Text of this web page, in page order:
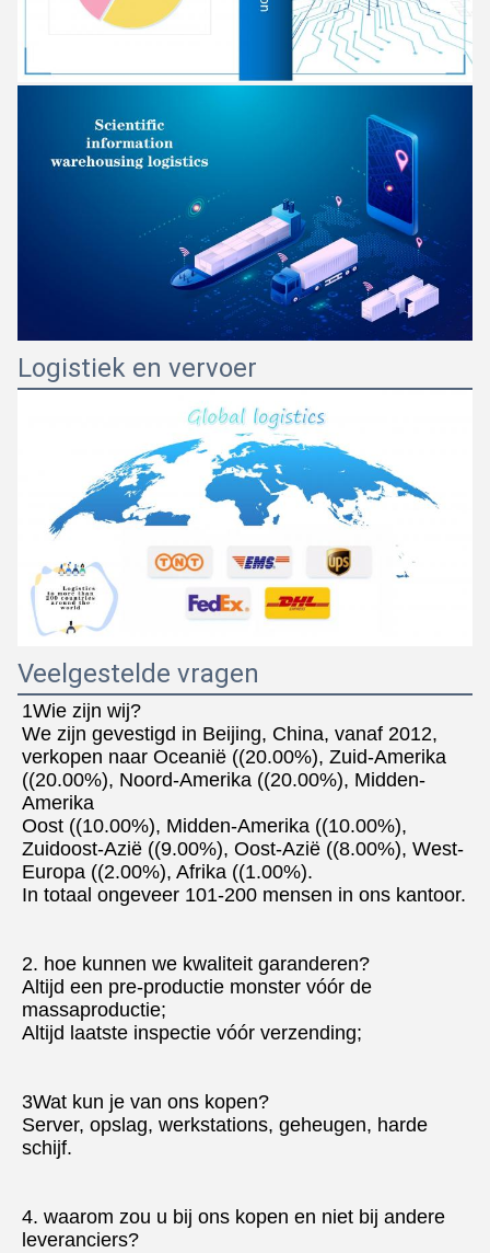
Logistiek en vervoer
Veelgestelde vragen
1Wie zijn wij?
We zijn gevestigd in Beijing, China, vanaf 2012,
verkopen naar Oceanië ((20.00%), Zuid-Amerika
((20.00%), Noord-Amerika ((20.00%), Midden-
Amerika
Oost ((10.00%), Midden-Amerika ((10.00%),
Zuidoost-Azië ((9.00%), Oost-Azië ((8.00%), West-
Europa ((2.00%), Afrika ((1.00%).
In totaal ongeveer 101-200 mensen in ons kantoor.
2. hoe kunnen we kwaliteit garanderen?
Altijd een pre-productie monster vóór de
massaproductie;
Altijd laatste inspectie vóór verzending;
3Wat kun je van ons kopen?
Server, opslag, werkstations, geheugen, harde
schijf.
4. waarom zou u bij ons kopen en niet bij andere
leveranciers?